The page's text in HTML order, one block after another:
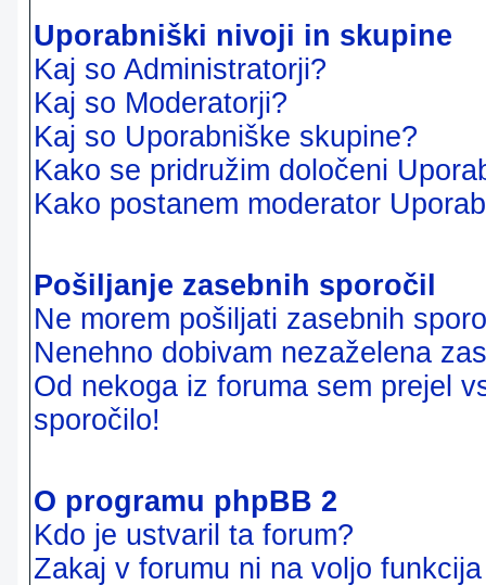
Uporabniški nivoji in skupine
Kaj so Administratorji?
Kaj so Moderatorji?
Kaj so Uporabniške skupine?
Kako se pridružim določeni
Kako postanem moderator
Pošiljanje zasebnih sporočil
Ne morem pošiljati zasebnih
Nenehno dobivam nezaželena
Od nekoga iz foruma sem prejel
sporočilo!
O programu phpBB 2
Kdo je ustvaril ta forum?
Zakaj v forumu ni na voljo